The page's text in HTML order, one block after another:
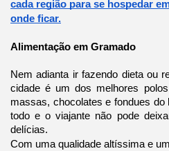
cada região para se hospedar
onde ficar.
Alimentação em Gramado
Nem adianta ir fazendo dieta ou
cidade é um dos melhores
massas, chocolates e fondues do
todo e o viajante não pode
delícias.
Com uma qualidade altíssima e